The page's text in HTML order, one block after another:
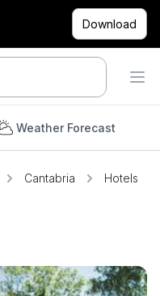
Download
Weather Forecast
Cantabria Hotels